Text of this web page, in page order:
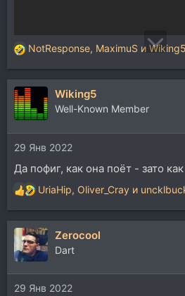
Р
е
а
к
ц
и
и
:
NotResponse, MaximuS и Wiking5
Wiking5
Well-Known Member
29 Янв 2022
Да пофиг, как она поёт - зато
Р
е
а
к
ц
и
и
:
UriaHip, Oliver_Cray и
Zerocool
Dart
29 Янв 2022